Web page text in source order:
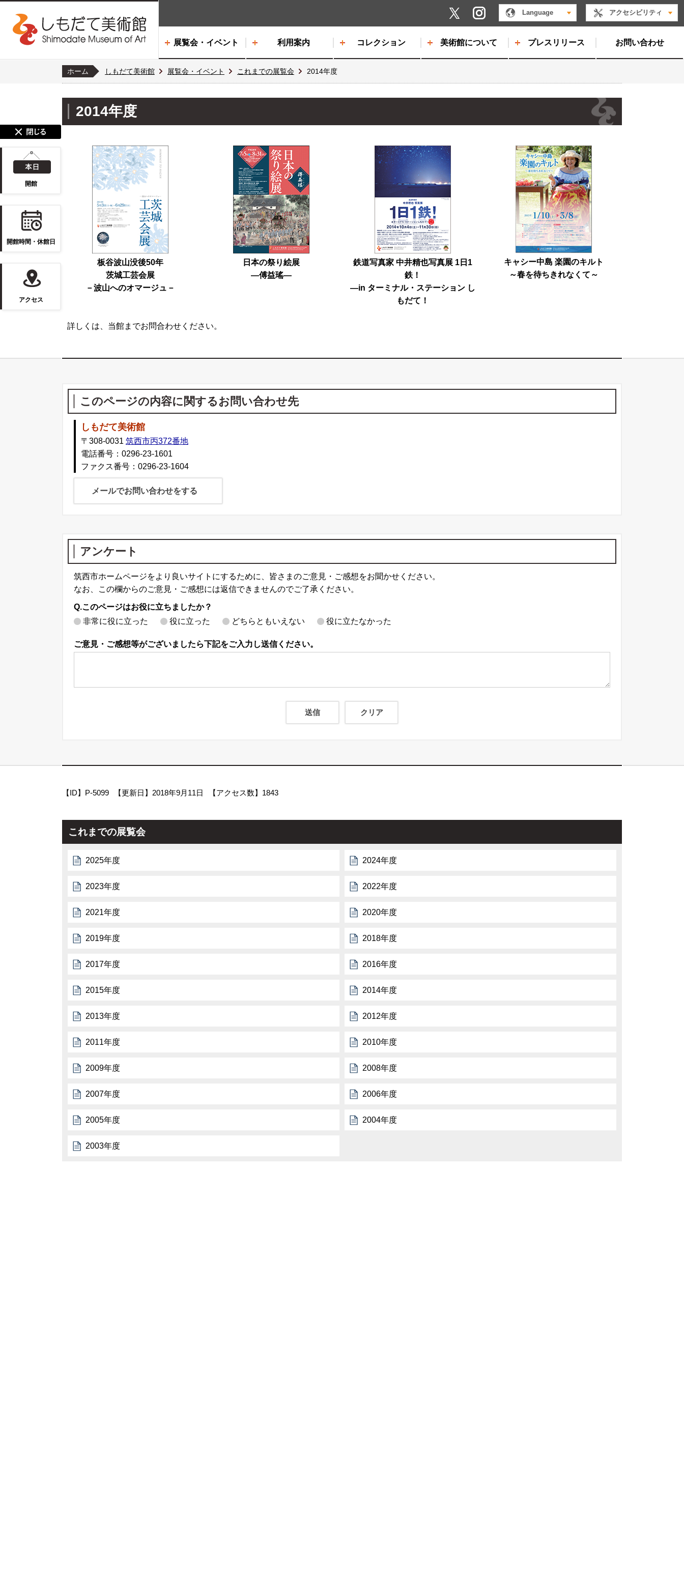
Instagram Language アクセシビリティ
展覧会・イベント 利用案内 コレクション 美術館について プレスリリース お問い合わせ
開館
開館時間・休館日
アクセス
ホーム しもだて美術館 展覧会・イベント これまでの展覧会 2014年度
2014年度
板谷波山没後50年
茨城工芸会展
－波山へのオマージュ－
日本の祭り絵展
―傅益瑤―
鉄道写真家 中井精也写真展 1日1
鉄！
―in ターミナル・ステーション し
もだて！
キャシー中島 楽園のキルト
～春を待ちきれなくて～
詳しくは、当館までお問合わせください。
このページの内容に関するお問い合わせ先
しもだて美術館
〒308-0031 筑西市丙372番地
電話番号：0296-23-1601
ファクス番号：0296-23-1604
メールでお問い合わせをする
アンケート
筑西市ホームページをより良いサイトにするために、皆さまのご意見・ご感想をお聞かせください。
なお、この欄からのご意見・ご感想には返信できませんのでご了承ください。
Q.このページはお役に立ちましたか？
非常に役に立った
役に立った どちらともいえない 役に立たなかった
ご意見・ご感想等がございましたら下記をご入力し送信ください。
【ID】 P-5099 【更新日】 2018年9月11日 【アクセス数】 1843
これまでの展覧会
2025年度 2024年度
2023年度 2022年度
2021年度 2020年度
2019年度 2018年度
2017年度 2016年度
2015年度 2014年度
2013年度 2012年度
2011年度 2010年度
2009年度 2008年度
2007年度 2006年度
2005年度 2004年度
2003年度